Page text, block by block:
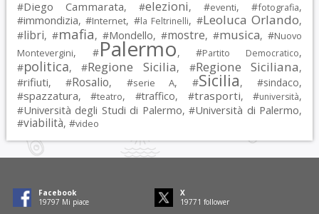
#Diego Cammarata, #elezioni, #eventi, #fotografia,
#immondizia, #Internet, #la Feltrinelli, #Leoluca Orlando,
#libri, #mafia, #Mondello, #mostre, #musica, #Nuovo
Montevergini, #Palermo, #Partito Democratico,
#politica, #Regione Sicilia, #Regione Siciliana,
#rifiuti, #Rosalio, #serie A, #Sicilia, #sindaco,
#spazzatura, #teatro, #traffico, #trasporti, #università,
#Università degli Studi di Palermo, #Università di Palermo,
#viabilità, #video
Facebook
19797 Mi piace
X
19771 follower